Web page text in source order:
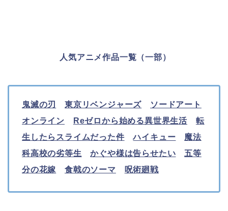
人気アニメ作品一覧（一部）
鬼滅の刃 東京リベンジャーズ
ソードアート
オンライン
Reゼロから始める異世界生活
転
生したらスライムだった件
ハイキュー
魔法
科高校の劣等生
かぐや様は告らせたい
五等
分の花嫁
食戟のソーマ 呪術廻戦